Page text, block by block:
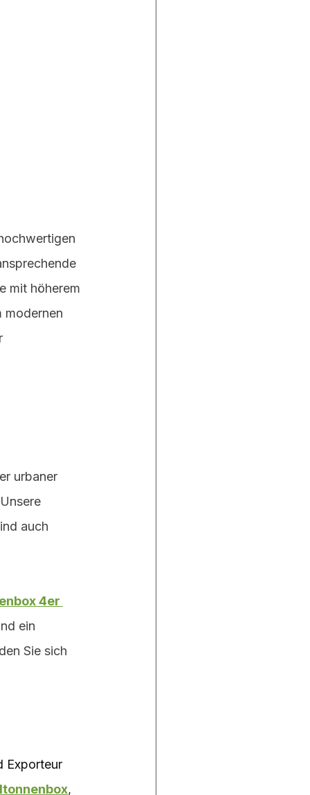
mit höherem
modernen
urbaner
auch
4er
ein
Sie sich
Exporteur
,